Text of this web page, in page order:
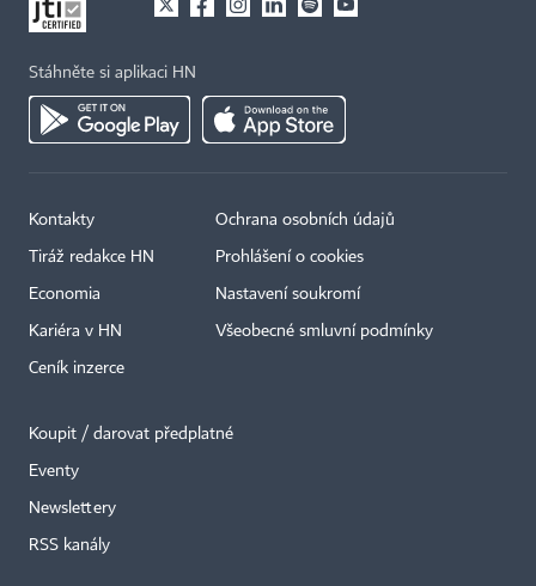
Stáhněte si aplikaci HN
Kontakty
Tiráž redakce HN
Economia
Kariéra v HN
Ceník inzerce
Ochrana osobních údajů
Prohlášení o cookies
Nastavení soukromí
Všeobecné smluvní podmínky
Koupit / darovat předplatné
Eventy
Newslettery
RSS kanály